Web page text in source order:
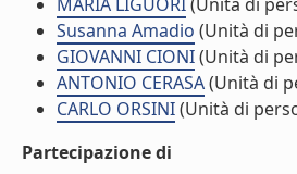
Susanna Amadio (Unità di
GIOVANNI CIONI(Unità di
ANTONIO CERASA(Unità di
CARLO ORSINI(Unità di
Partecipazione di